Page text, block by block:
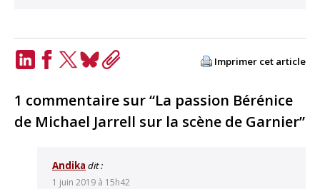
Link
Imprimer cet article
1 commentaire sur “La passion Bérénice
de Michael Jarrell sur la scène de Garnier”
Andika dit :
1 juin 2019 à 15h42